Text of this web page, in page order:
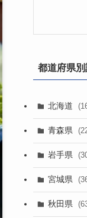
都道府県
北海道
青森県
岩手県
宮城県
秋田県